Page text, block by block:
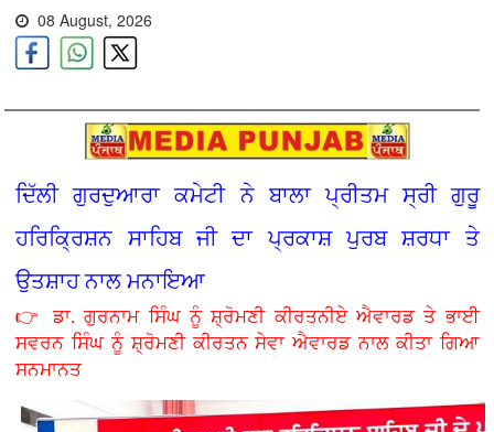
08 August, 2026
ਦਿੱਲੀ ਗੁਰਦੁਆਰਾ ਕਮੇਟੀ ਨੇ ਬਾਲਾ ਪ੍ਰੀਤਮ ਸ੍ਰੀ ਗੁਰੂ
ਹਰਿਕ੍ਰਿਸ਼ਨ ਸਾਹਿਬ ਜੀ ਦਾ ਪ੍ਰਕਾਸ਼ ਪੁਰਬ ਸ਼ਰਧਾ ਤੇ
ਉਤਸ਼ਾਹ ਨਾਲ ਮਨਾਇਆ
👉 ਡਾ. ਗੁਰਨਾਮ ਸਿੰਘ ਨੂੰ ਸ਼੍ਰੋਮਣੀ ਕੀਰਤਨੀਏ ਐਵਾਰਡ ਤੇ ਭਾਈ
ਸਵਰਨ ਸਿੰਘ ਨੂੰ ਸ਼੍ਰੋਮਣੀ ਕੀਰਤਨ ਸੇਵਾ ਐਵਾਰਡ ਨਾਲ ਕੀਤਾ ਗਿਆ
ਸਨਮਾਨਤ